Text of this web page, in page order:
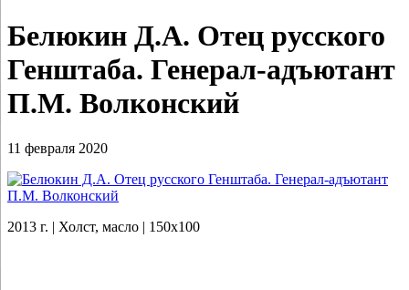
Белюкин Д.А. Отец русского
Генштаба. Генерал-адъютант
П.М. Волконский
11 февраля 2020
2013 г. | Холст, масло | 150х100